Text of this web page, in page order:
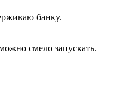
банку.
смело запускать.